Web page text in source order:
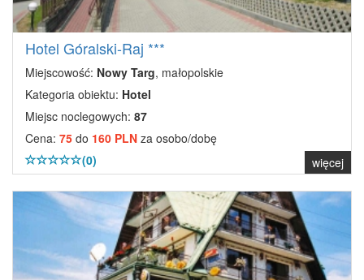
Hotel Góralski-Raj ***
Miejscowość: Nowy Targ, małopolskie
Kategoria obiektu: Hotel
Miejsc noclegowych: 87
Cena: 75 do 160 PLN za osobo/dobę
(0)
więcej